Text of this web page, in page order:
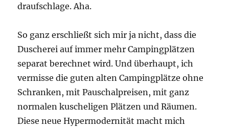
draufschlage. Aha.
So ganz erschließt sich mir ja nicht, dass die
Duscherei auf immer mehr Campingplätzen
separat berechnet wird. Und überhaupt, ich
vermisse die guten alten Campingplätze ohne
Schranken, mit Pauschalpreisen, mit ganz
normalen kuscheligen Plätzen und Räumen.
Diese neue Hypermodernität macht mich